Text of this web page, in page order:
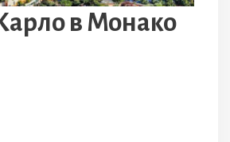
в Монако